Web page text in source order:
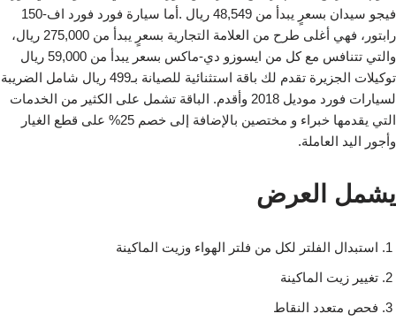
فيجو سيدان بسعرٍ يبدأ من 48,549 ريال .أما سيارة فورد فورد اف-150
رابتور، فهي أغلى طرح من العلامة التجارية بسعرٍ يبدأ من 275,000 ريال،
والتي تتنافس مع كل من ايسوزو دي-ماكس بسعر يبدأ من 59,000 ريال
توكيلات الجزيرة تقدم لك باقة استثنائية للصيانة بـ499 ريال شامل الضريبة
لسيارات فورد موديل 2018 وأقدم. الباقة تشمل على الكثير من الخدمات
التي يقدمها خبراء و مختصين بالإضافة إلى خصم 25% على قطع الغيار
وأجور اليد العاملة.
يشمل العرض
استبدال الفلتر لكل من فلتر الهواء وزيت الماكينة
تغيير زيت الماكينة
فحص متعدد النقاط